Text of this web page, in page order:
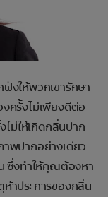
งให้พวกเขารักษา
ครั้งไม่เพียงดีต่อ
ม่ให้เกิดกลิ่นปาก
พปากอย่างเดียว
ซึ่งทำให้คุณต้องหา
าประการของกลิ่น